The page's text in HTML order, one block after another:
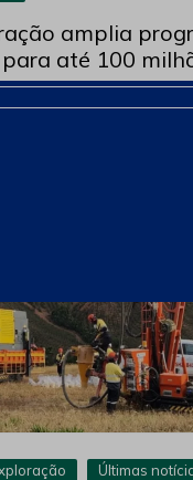
amplia
até 100
Últimas